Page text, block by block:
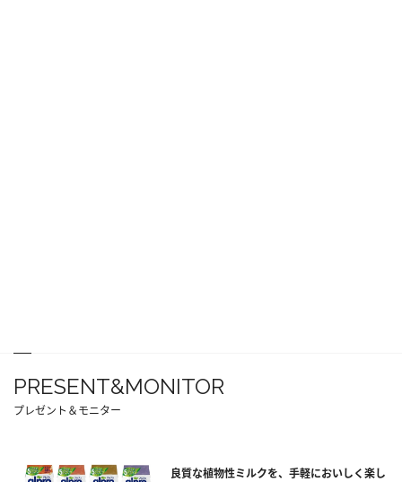
PRESENT&MONITOR
プレゼント＆モニター
良質な植物性ミルクを、手軽においしく楽し